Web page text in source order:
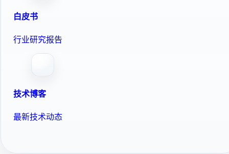
白皮书
行业研究报告
技术博客
最新技术动态